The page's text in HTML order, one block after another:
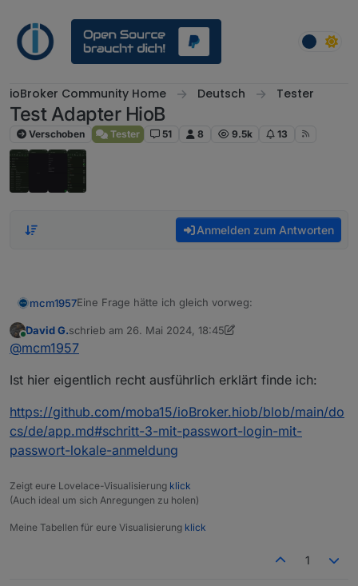
ioBroker Community Home Deutsch Tester
Test Adapter HioB
Verschoben Tester 51 8 9.5k 13
Anmelden zum Antworten
mcm1957Eine Frage hätte ich gleich vorweg:
Kommuniziert die App mit der ioBroker Installation
ausschließlich direkt, d.h. im lokalen Netz, via VPN
öffentlich zugänglichem Port oder ist an der
beteiligt?
Kann - abgesehen von den allgemeinen Risiken die
vpn hätte - auf die ausgetauschten Daten von Dritten
zugegriffen werden?
gestehe ich hab sie nicht wirklich gelesen bisher. Da
es aber für mich und wahrscheinlich auch andere
wichtig ist zu wissen ob / wer hier mitmischen
könnte, bitte ich darum das klarzustellen - und sei es
mcm1057
Online
David G.schrieb am 26. Mai 2024, 18:45
zuletzt editiert von David G.
@mcm1957
Ist hier eigentlich recht ausführlich erklärt finde ich:
https://github.com/moba15/ioBroker.hiob/blob/main/do
cs/de/app.md#schritt-3-mit-passwort-login-mit-
passwort-lokale-anmeldung
Zeigt eure Lovelace-Visualisierung klick
(Auch ideal um sich Anregungen zu holen)
Meine Tabellen für eure Visualisierung klick
1